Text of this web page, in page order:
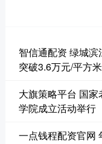
智信通配资 绿城
突破3.6万元/平方米
大旗策略平台 国
学院成立活动举行
一点钱程配资官网